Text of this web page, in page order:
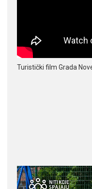
Turistički film Grada